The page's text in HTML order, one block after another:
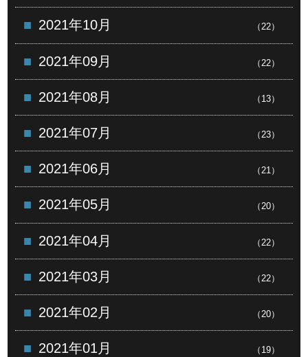
2021年10月 （22）
2021年09月 （22）
2021年08月 （13）
2021年07月 （23）
2021年06月 （21）
2021年05月 （20）
2021年04月 （22）
2021年03月 （22）
2021年02月 （20）
2021年01月 （19）